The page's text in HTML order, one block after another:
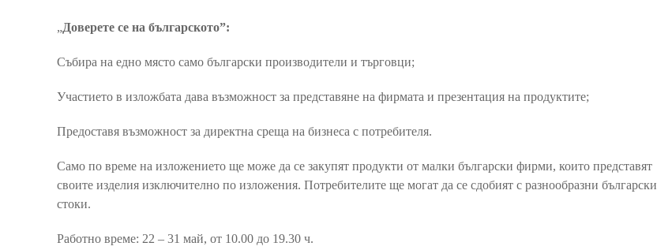
„Доверете се на българското”:
Събира на едно място само български производители и търговци;
Участието в изложбата дава възможност за представяне на фирмата и презентация на продуктите;
Предоставя възможност за директна среща на бизнеса с потребителя.
Само по време на изложението ще може да се закупят продукти от малки български фирми, които представят
своите изделия изключително по изложения. Потребителите ще могат да се сдобият с разнообразни български
стоки.
Работно време: 22 – 31 май, от 10.00 до 19.30 ч.